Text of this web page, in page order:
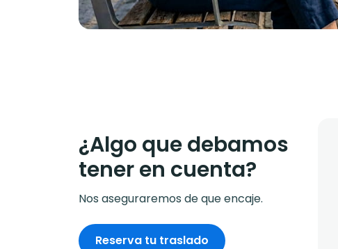
¿Algo que debamos
tener en cuenta?
Nos aseguraremos de que encaje.
Reserva tu traslado